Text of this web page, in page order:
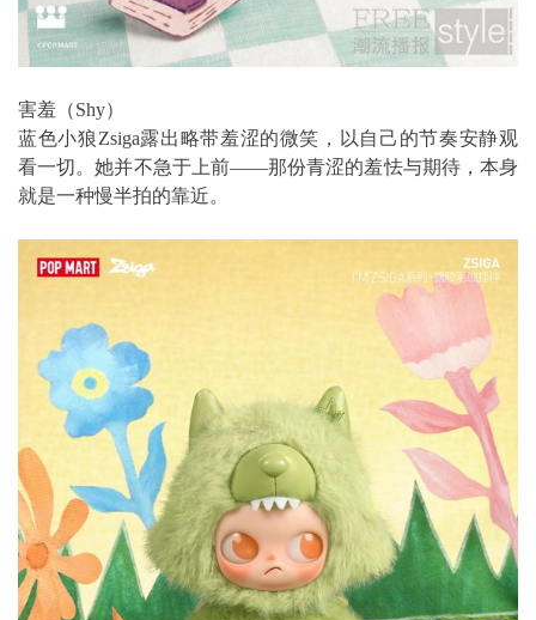
害羞（Shy）
蓝色小狼Zsiga露出略带羞涩的微笑，以自己的节奏安静观
看一切。她并不急于上前——那份青涩的羞怯与期待，本身
就是一种慢半拍的靠近。